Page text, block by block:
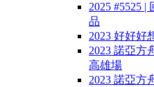
2025 #5525
品
2023 好好好
2023 諾亞方
高雄場
2023 諾亞方